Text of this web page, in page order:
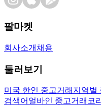
팔마켓
회사소개 채용
둘러보기
미국 한인 중고거래 지역별
검색어 얼바인 중고거래 코